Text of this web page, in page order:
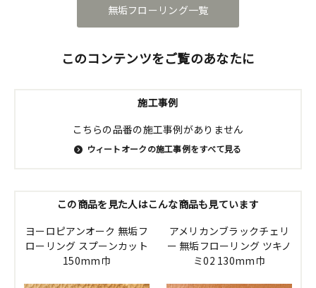
無垢フローリング一覧
このコンテンツをご覧のあなたに
施工事例
こちらの品番の施工事例がありません
ウィートオークの施工事例をすべて見る
この商品を見た人はこんな商品も見ています
ヨーロピアンオーク 無垢フ
ローリング スプーンカット
150mm巾
アメリカンブラックチェリ
ー 無垢フローリング ツキノ
ミ02 130mm巾